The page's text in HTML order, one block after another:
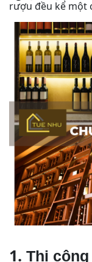
rượu đều kể một
1. Thi